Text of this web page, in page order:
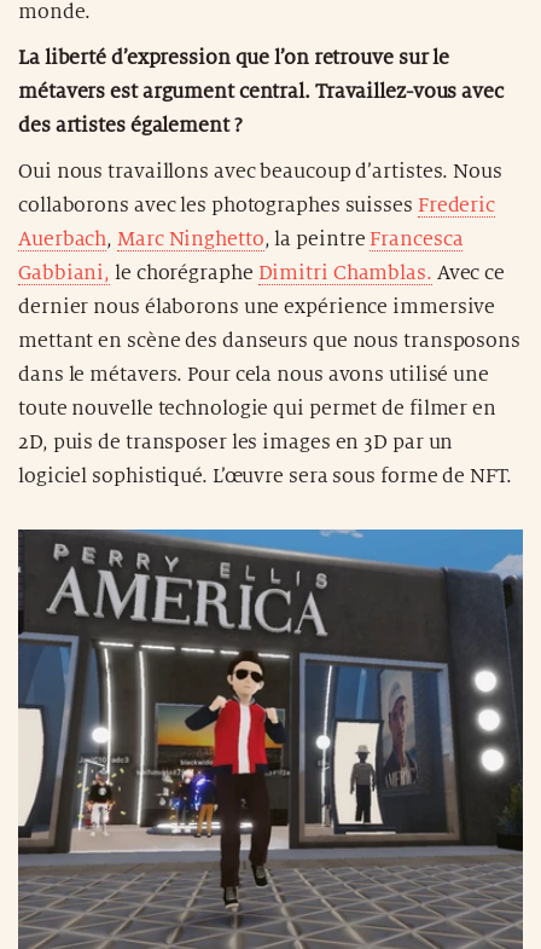
monde.
La liberté d’expression que l’on retrouve sur le
métavers est argument central. Travaillez-vous avec
des artistes également ?
Oui nous travaillons avec beaucoup d’artistes. Nous
collaborons avec les photographes suisses Frederic
Auerbach,Marc Ninghetto, la peintre Francesca
Gabbiani, le chorégraphe Dimitri Chamblas. Avec ce
dernier nous élaborons une expérience immersive
mettant en scène des danseurs que nous transposons
dans le métavers. Pour cela nous avons utilisé une
toute nouvelle technologie qui permet de filmer en
2D, puis de transposer les images en 3D par un
logiciel sophistiqué. L’œuvre sera sous forme de NFT.